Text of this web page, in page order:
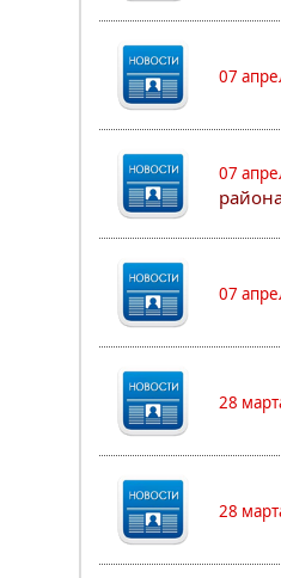
07
07
07
28
28